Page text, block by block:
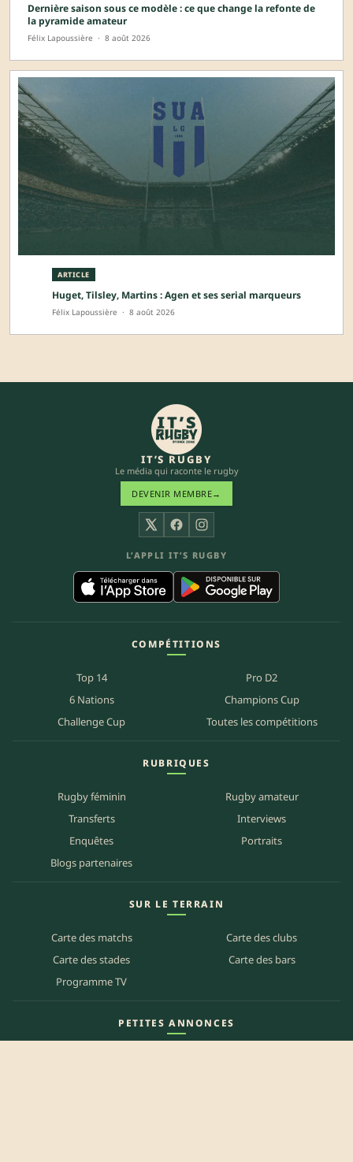
Dernière saison sous ce modèle : ce que change la refonte de
la pyramide amateur
Félix Lapoussière · 8 août 2026
ARTICLE
Huget, Tilsley, Martins : Agen et ses serial marqueurs
Félix Lapoussière · 8 août 2026
IT’S RUGBY
Le média qui raconte le rugby
DEVENIR MEMBRE→
X FacebookInstagram
L’APPLI IT’S RUGBY
COMPÉTITIONS
Top 14
Pro D2
6 Nations
Champions Cup
Challenge Cup
Toutes les compétitions
RUBRIQUES
Rugby féminin
Rugby amateur
Transferts
Interviews
Enquêtes
Portraits
Blogs partenaires
SUR LE TERRAIN
Carte des matchs
Carte des clubs
Carte des stades
Carte des bars
Programme TV
PETITES ANNONCES